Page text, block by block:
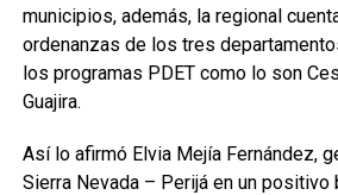
municipios, además, la regional
ordenanzas de los tres
los programas PDET como lo son
Guajira.
Así lo afirmó Elvia Mejía Fernández,
Sierra Nevada – Perijá en un positivo